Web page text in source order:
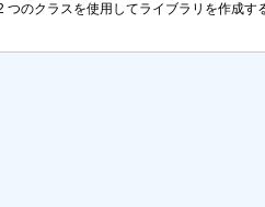
のクラスを使用してライブラリを作成す